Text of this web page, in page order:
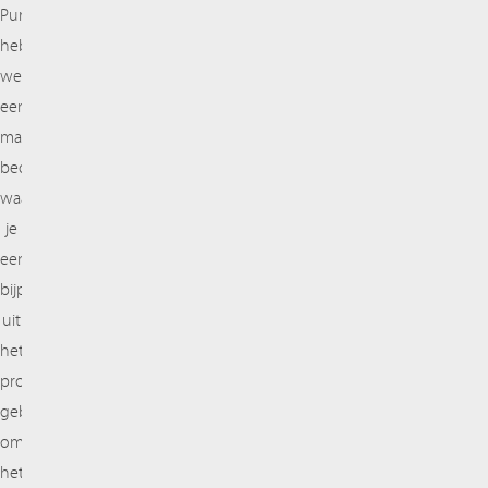
Pureps
hebben
we
een
manier
bedacht
waarbij
je
een
bijproduct
uit
het
proces
gebruikt
om
het